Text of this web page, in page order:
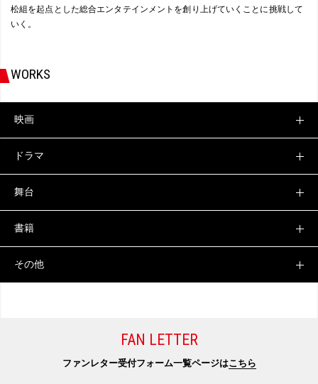
松組を起点とした総合エンタテインメントを創り上げていくことに挑戦して
いく。
WORKS
映画
ドラマ
舞台
書籍
その他
FAN LETTER
ファンレター受付フォーム一覧ページはこちら